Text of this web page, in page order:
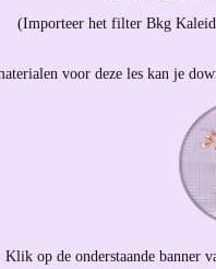
(Importeer het filter Bkg
voor deze les kan je
Klik op de onderstaande banner